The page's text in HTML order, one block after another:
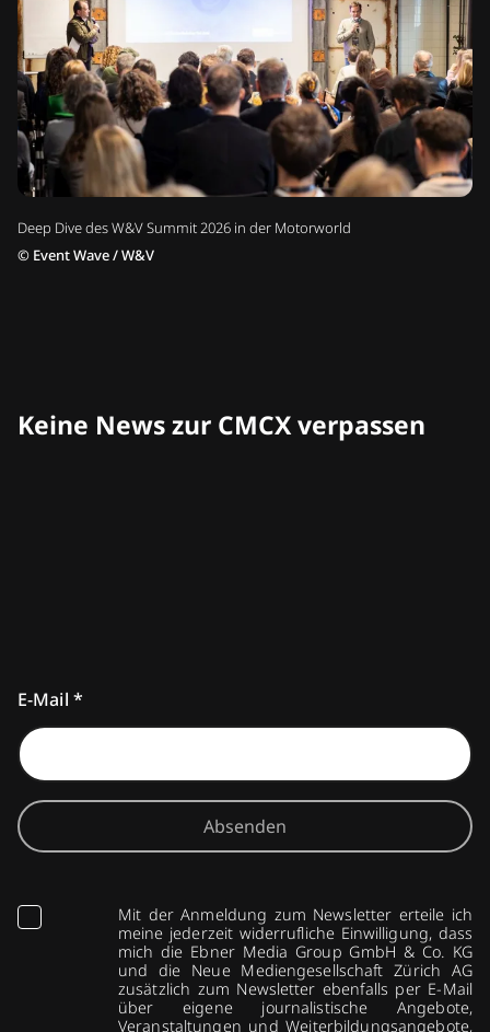
Deep Dive des W&V Summit 2026 in der Motorworld
© Event Wave / W&V
Keine News zur CMCX verpassen
E-Mail *
Absenden
Mit der Anmeldung zum Newsletter erteile ich
meine jederzeit widerrufliche Einwilligung, dass
mich die Ebner Media Group GmbH & Co. KG
und die Neue Mediengesellschaft Zürich AG
zusätzlich zum Newsletter ebenfalls per E-Mail
über eigene journalistische Angebote,
Veranstaltungen und Weiterbildungsangebote,